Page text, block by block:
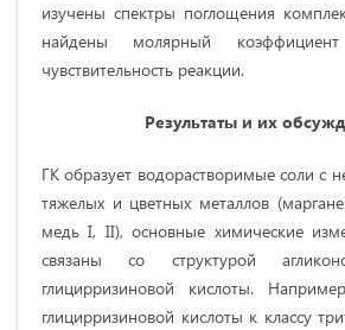
изучены спектры поглощения
найдены молярный
чувствительность реакции.
Результаты и их
ГК образует водорастворимые соли с
тяжелых и цветных металлов
медь I, II), основные химические
связаны со структурой
глицирризиновой кислоты.
глицирризиновой кислоты к классу